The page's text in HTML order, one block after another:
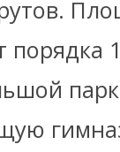
порядка